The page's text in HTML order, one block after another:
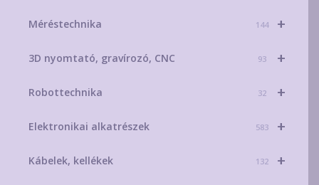
+
Méréstechnika 144
+
3D nyomtató, gravírozó, CNC 93
+
Robottechnika 32
+
Elektronikai alkatrészek 583
+
Kábelek, kellékek 132